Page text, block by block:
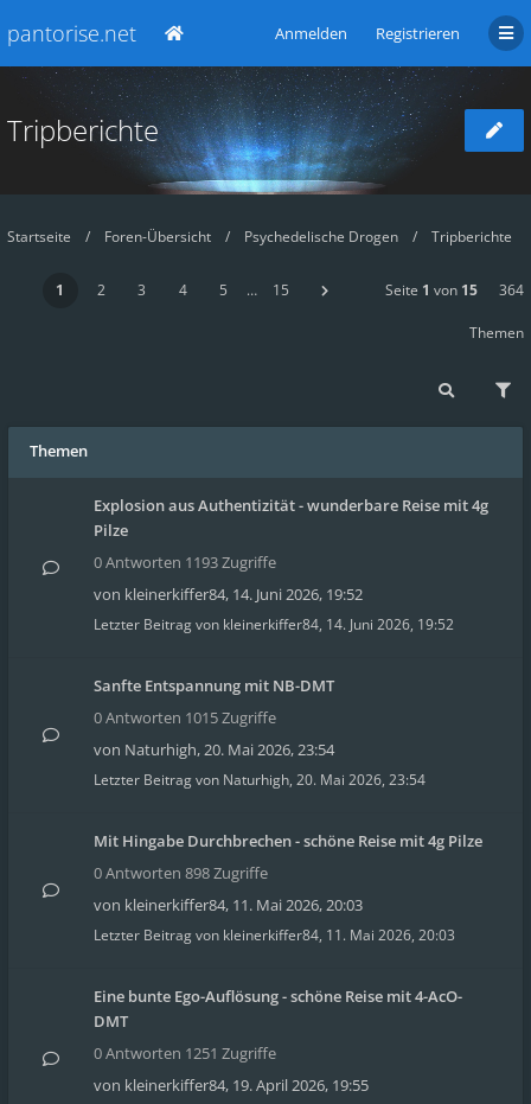
pantorise.net Anmelden Registrieren
Tripberichte
Startseite Foren-Übersicht Psychedelische Drogen Tripberichte
1 2 3 4 5 … 15 Seite 1 von 15 364
Themen
Themen
Explosion aus Authentizität - wunderbare Reise mit 4g
Pilze
0 Antworten 1193 Zugriffe
von kleinerkiffer84, 14. Juni 2026, 19:52
Letzter Beitrag von kleinerkiffer84, 14. Juni 2026, 19:52
Sanfte Entspannung mit NB-DMT
0 Antworten 1015 Zugriffe
von Naturhigh,20. Mai 2026, 23:54
Letzter Beitrag von Naturhigh, 20. Mai 2026, 23:54
Mit Hingabe Durchbrechen - schöne Reise mit 4g Pilze
0 Antworten 898 Zugriffe
von kleinerkiffer84, 11. Mai 2026, 20:03
Letzter Beitrag von kleinerkiffer84, 11. Mai 2026, 20:03
Eine bunte Ego-Auflösung - schöne Reise mit 4-AcO-
DMT
0 Antworten 1251 Zugriffe
von kleinerkiffer84, 19. April 2026, 19:55